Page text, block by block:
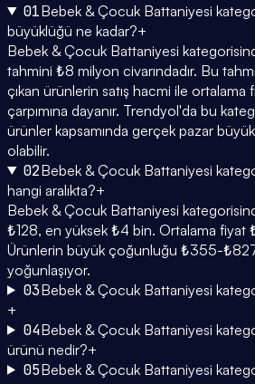
01Bebek & Çocuk Battaniyesi
büyüklüğü ne kadar?+
Bebek & Çocuk Battaniyesi
tahmini ₺8 milyon civarındadır. Bu
çıkan ürünlerin satış hacmi ile ortalama
çarpımına dayanır. Trendyol'da bu
ürünler kapsamında gerçek pazar
olabilir.
02Bebek & Çocuk Battaniyesi
hangi aralıkta?+
Bebek & Çocuk Battaniyesi
₺128, en yüksek ₺4 bin. Ortalama fiyat
Ürünlerin büyük çoğunluğu ₺355-
yoğunlaşıyor.
03Bebek & Çocuk Battaniyesi
+
04Bebek & Çocuk Battaniyesi
ürünü nedir?+
05Bebek & Çocuk Battaniyesi